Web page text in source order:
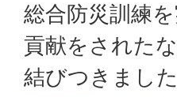
総合防災訓練
貢献をされた
結びつきました